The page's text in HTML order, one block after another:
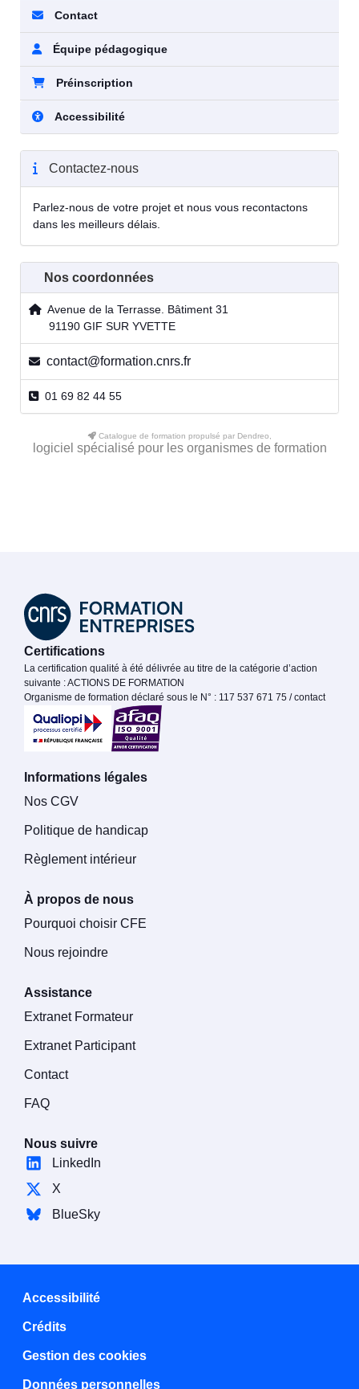
Contact
Équipe pédagogique
Préinscription
Accessibilité
Contactez-nous
Parlez-nous de votre projet et nous vous recontactons
dans les meilleurs délais.
Nos coordonnées
Avenue de la Terrasse. Bâtiment 31
91190 GIF SUR YVETTE
contact@formation.cnrs.fr
01 69 82 44 55
Catalogue de formation propulsé par Dendreo,
logiciel spécialisé pour les organismes de formation
Certifications
La certification qualité à été délivrée au titre de la catégorie d’action
suivante : ACTIONS DE FORMATION
Organisme de formation déclaré sous le N° : 117 537 671 75 / contact
Informations légales
Nos CGV
Politique de handicap
Règlement intérieur
À propos de nous
Pourquoi choisir CFE
Nous rejoindre
Assistance
Extranet Formateur
Extranet Participant
Contact
FAQ
Nous suivre
LinkedIn
X
BlueSky
Accessibilité
Crédits
Gestion des cookies
Données personnelles